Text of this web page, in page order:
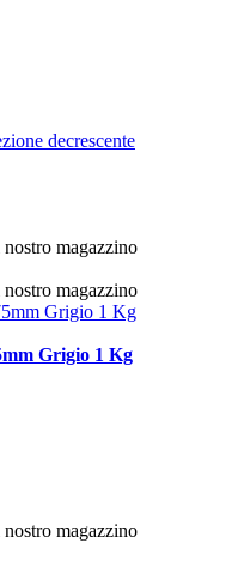
decrescente
magazzino
magazzino
Grigio 1 Kg
magazzino